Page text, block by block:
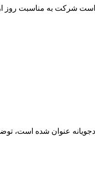
شرکت به مناسبت روز
عنوان شده است،